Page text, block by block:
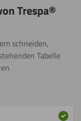
Trespa®
schneiden,
Tabelle